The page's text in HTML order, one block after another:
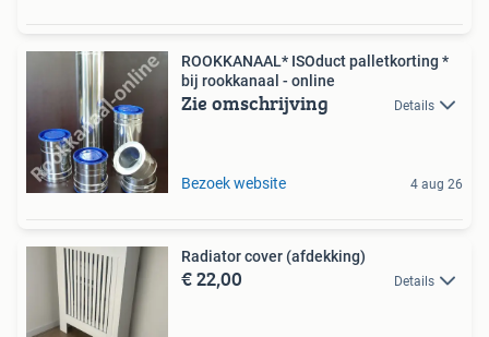
ROOKKANAAL* ISOduct palletkorting *
bij rookkanaal - online
Zie omschrijving Details
Bezoek website 4 aug 26
Radiator cover (afdekking)
€ 22,00 Details